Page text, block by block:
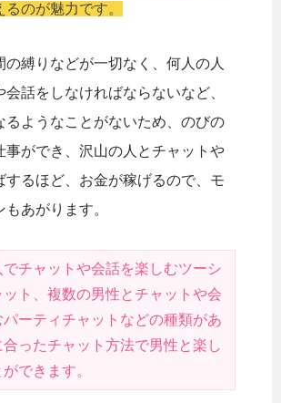
のが魅力です。
の縛りなどが一切なく、何人の人
会話をしなければならないなど、
るようなことがないため、のびの
事ができ、沢山の人とチャットや
するほど、お金が稼げるので、モ
あがります。
でチャットや会話を楽しむツーシ
ット、複数の男性とチャットや会
ーティチャットなどの種類があ
合ったチャット方法で男性と楽し
できます。